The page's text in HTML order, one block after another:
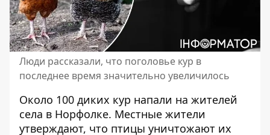
Люди рассказали, что поголовье кур в
последнее время значительно увеличилось
Около 100 диких кур напали на жителей
села в Норфолке. Местные жители
утверждают, что птицы уничтожают их